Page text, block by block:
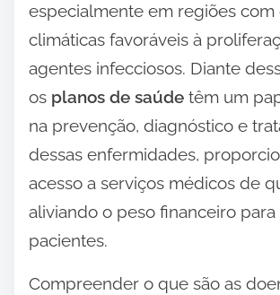
especialmente em regiões com
climáticas favoráveis à
agentes infecciosos. Diante
os planos de saúde têm um
na prevenção, diagnóstico e
dessas enfermidades,
acesso a serviços médicos de
aliviando o peso financeiro para
pacientes.
Compreender o que são as